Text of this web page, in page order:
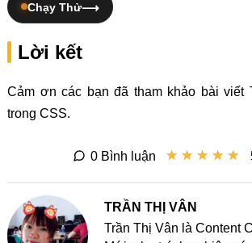
Chạy Thử
Lời kết
Cảm ơn các bạn đã tham khảo bài viết
trong CSS.
★ ★ ★ ★ ★
★ ★ ★ ★ ★
0 Bình luận
TRẦN THỊ VÂN
Trần Thị Vân là Content